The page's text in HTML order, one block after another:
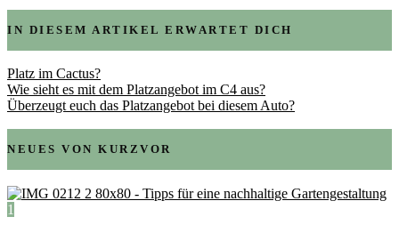
IN DIESEM ARTIKEL ERWARTET DICH
Platz im Cactus?
Wie sieht es mit dem Platzangebot im C4 aus?
Überzeugt euch das Platzangebot bei diesem Auto?
NEUES VON KURZVOR
1